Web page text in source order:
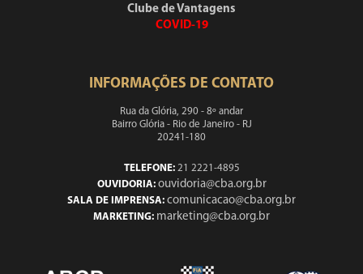
Clube de Vantagens
COVID-19
INFORMAÇÕES DE CONTATO
Rua da Glória, 290 - 8º andar
Bairro Glória - Rio de Janeiro - RJ
20241-180
TELEFONE:21 2221-4895
OUVIDORIA: ouvidoria@cba.org.br
SALA DE IMPRENSA: comunicacao@cba.org.br
MARKETING: marketing@cba.org.br